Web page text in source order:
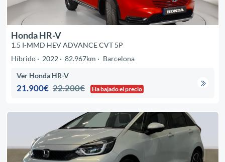
Honda HR-V
1.5 I-MMD HEV ADVANCE CVT 5P
Híbrido
2022 82.967km Barcelona
Ver Honda HR-V
21.900€ 22.200€ Ha bajado el precio